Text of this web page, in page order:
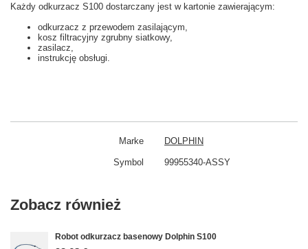
Każdy odkurzacz S100 dostarczany jest w kartonie zawierającym:
odkurzacz z przewodem zasilającym,
kosz filtracyjny zgrubny siatkowy,
zasilacz,
instrukcję obsługi.
Marke DOLPHIN
Symbol 99955340-ASSY
Zobacz również
Robot odkurzacz basenowy Dolphin S100